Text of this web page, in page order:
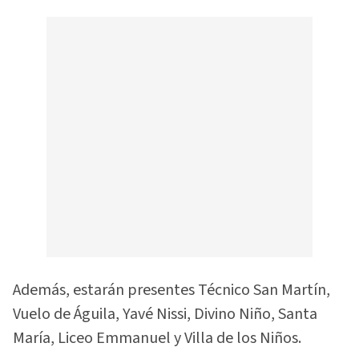
Además, estarán presentes Técnico San Martín,
Vuelo de Águila, Yavé Nissi, Divino Niño, Santa
María, Liceo Emmanuel y Villa de los Niños.